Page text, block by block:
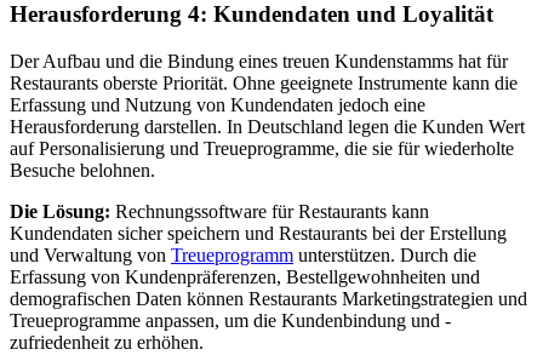
Herausforderung 4: Kundendaten und Loyalität
Der Aufbau und die Bindung eines treuen Kundenstamms hat für
Restaurants oberste Priorität. Ohne geeignete Instrumente kann die
Erfassung und Nutzung von Kundendaten jedoch eine
Herausforderung darstellen. In Deutschland legen die Kunden Wert
auf Personalisierung und Treueprogramme, die sie für wiederholte
Besuche belohnen.
Die Lösung: Rechnungssoftware für Restaurants kann
Kundendaten sicher speichern und Restaurants bei der Erstellung
und Verwaltung von Treueprogramm unterstützen. Durch die
Erfassung von Kundenpräferenzen, Bestellgewohnheiten und
demografischen Daten können Restaurants Marketingstrategien und
Treueprogramme anpassen, um die Kundenbindung und -
zufriedenheit zu erhöhen.